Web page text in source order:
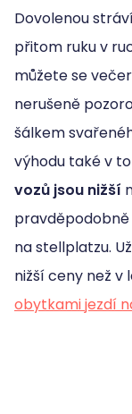
Dovolenou
přitom ruku v
můžete se
nerušeně
šálkem
výhodu také v
vozů jsou nižší
na stellplatzu.
nižší ceny než v
obytkami jezdí